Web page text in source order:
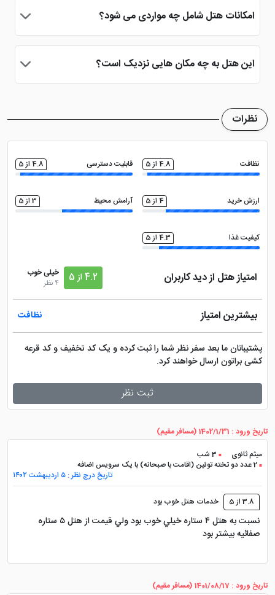
سالن همایش روم سرویس 24 ساعتهامکانات هتل شامل چه مواردی می شود؟
از جمله امکانات این هتل یزد می توان به استخر، سونا، جکوزی،
این هتل به چه مکان هایی نزدیک است؟
میدان امیر چخماق، آتشکده زرتشتی ها، خانه لاری ها، زندان
نظرات
نظافت 4.8 از 5 قابلیت دسترسی 4.8 از 5
ارزش خرید 4 از 5 آرامش محیط 3 از 5
کیفیت غذا 4.3 از 5
امتیاز هتل از دید کاربران 4.2 از 5
خیلی خوب
4 نظر
بیشترین امتیاز نظافت
پشتیبانان ما بعد سفر نظر شما را ثبت کرده و یک کد تخفیف و کد قرعه
کشی براتون ارسال خواهند کرد.
ثبت نظر
تاریخ ورود : 1402/1/31 (مسافر مقیم)
میثم ثانوی
3 شب
2 عدد دو تخته توئین (اقامت با صبحانه) با یک سرویس اضافه
تاریخ درج نظر : ۵ اردیبهشت ۱۴۰۲
3.8 از 5 خدمات هتل خوب بود
نسبت به هتل ٤ ستاره خيلي خوب بود ولي قيمت از هتل ٥ ستاره
صفائيه بيشتر بود
تاریخ ورود : 1401/08/17 (مسافر مقیم)